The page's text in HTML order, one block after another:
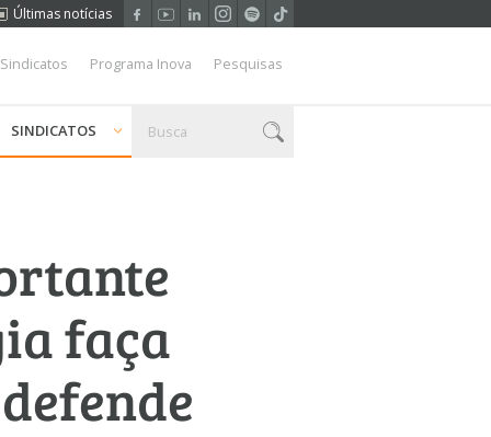
Últimas notícias
Programa Inova Pesquisas
SINDICATOS
faça